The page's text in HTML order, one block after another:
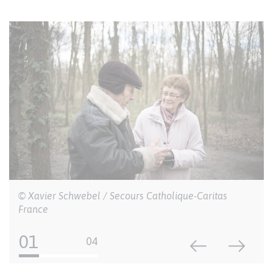
Image
Crédits
© Xavier Schwebel / Secours Catholique-Caritas
France
01 04